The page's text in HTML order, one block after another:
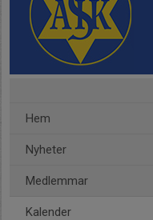
Hem
Nyheter
Medlemmar
Kalender